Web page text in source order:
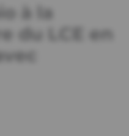
à la
du LCE en